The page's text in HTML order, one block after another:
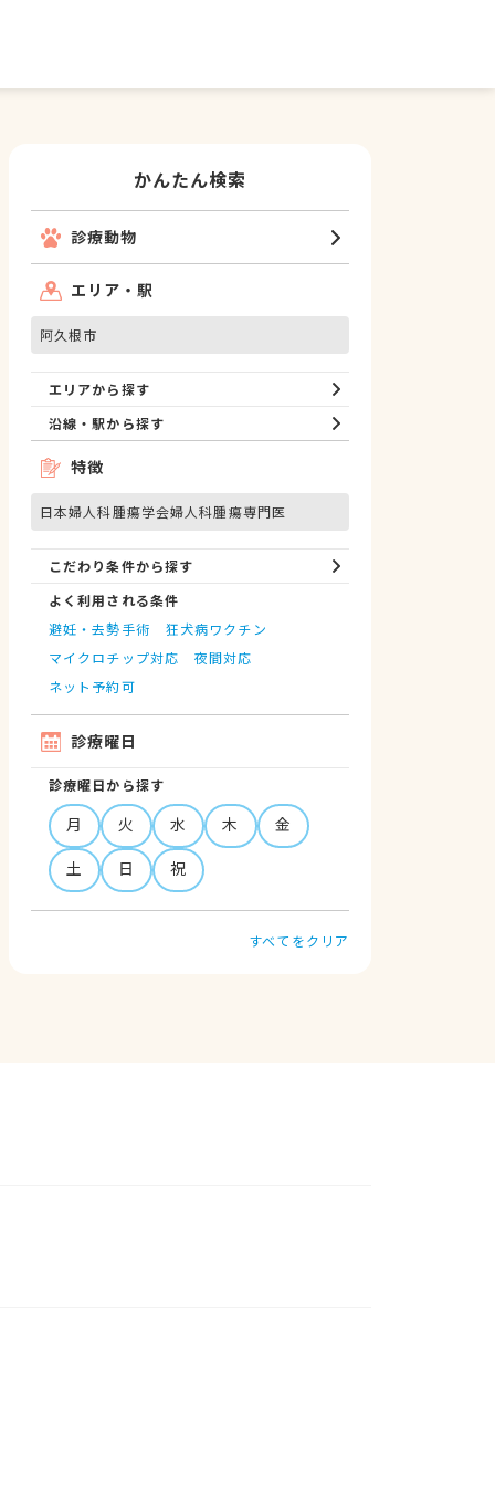
かんたん検索
診療動物
エリア・駅
阿久根市
エリアから探す
沿線・駅から探す
特徴
日本婦人科腫瘍学会婦人科腫瘍専門医
こだわり条件から探す
よく利用される条件
避妊・去勢手術
狂犬病ワクチン
マイクロチップ対応
夜間対応
ネット予約可
診療曜日
診療曜日から探す
月 火 水 木
金
土
日 祝
すべてをクリア